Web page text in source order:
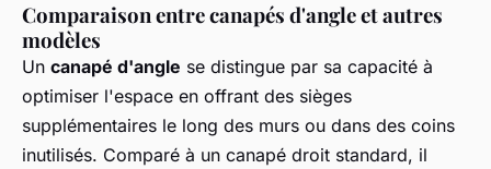
Comparaison entre canapés d'angle et autres
modèles
Un canapé d'angle se distingue par sa capacité à
optimiser l'espace en offrant des sièges
supplémentaires le long des murs ou dans des coins
inutilisés. Comparé à un canapé droit standard, il